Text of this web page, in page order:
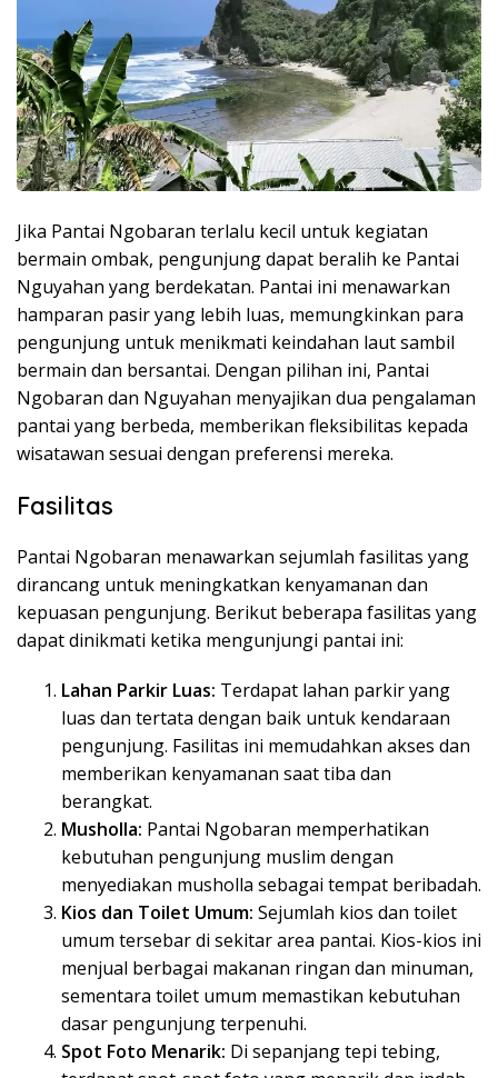
Jika Pantai Ngobaran terlalu kecil untuk kegiatan
bermain ombak, pengunjung dapat beralih ke Pantai
Nguyahan yang berdekatan. Pantai ini menawarkan
hamparan pasir yang lebih luas, memungkinkan para
pengunjung untuk menikmati keindahan laut sambil
bermain dan bersantai. Dengan pilihan ini, Pantai
Ngobaran dan Nguyahan menyajikan dua pengalaman
pantai yang berbeda, memberikan fleksibilitas kepada
wisatawan sesuai dengan preferensi mereka.
Fasilitas
Pantai Ngobaran menawarkan sejumlah fasilitas yang
dirancang untuk meningkatkan kenyamanan dan
kepuasan pengunjung. Berikut beberapa fasilitas yang
dapat dinikmati ketika mengunjungi pantai ini:
Lahan Parkir Luas: Terdapat lahan parkir yang
luas dan tertata dengan baik untuk kendaraan
pengunjung. Fasilitas ini memudahkan akses dan
memberikan kenyamanan saat tiba dan
berangkat.
Musholla: Pantai Ngobaran memperhatikan
kebutuhan pengunjung muslim dengan
menyediakan musholla sebagai tempat beribadah.
Kios dan Toilet Umum: Sejumlah kios dan toilet
umum tersebar di sekitar area pantai. Kios-kios ini
menjual berbagai makanan ringan dan minuman,
sementara toilet umum memastikan kebutuhan
dasar pengunjung terpenuhi.
Spot Foto Menarik: Di sepanjang tepi tebing,